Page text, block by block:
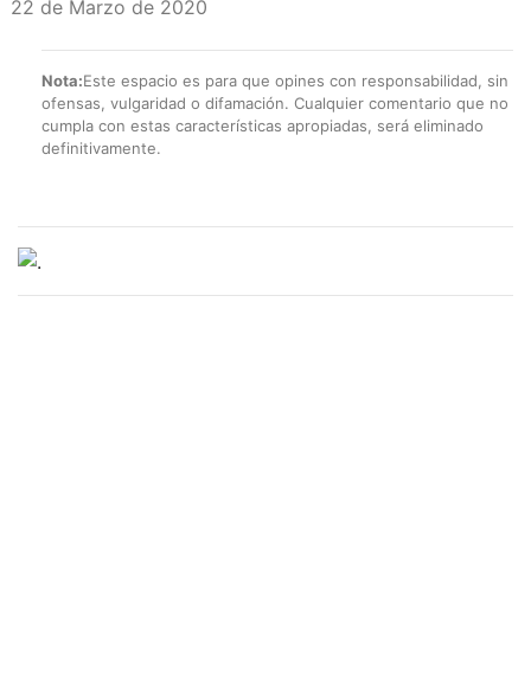
22 de Marzo de 2020
Nota:Este espacio es para que opines con responsabilidad, sin
ofensas, vulgaridad o difamación. Cualquier comentario que no
cumpla con estas características apropiadas, será eliminado
definitivamente.